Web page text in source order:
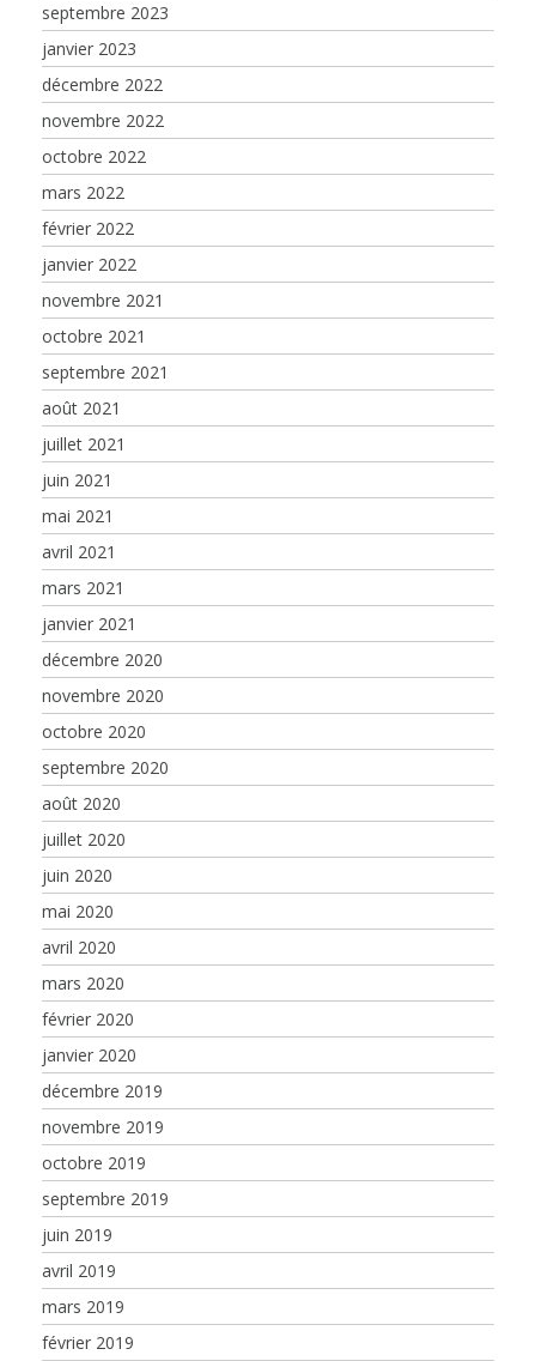
septembre 2023
janvier 2023
décembre 2022
novembre 2022
octobre 2022
mars 2022
février 2022
janvier 2022
novembre 2021
octobre 2021
septembre 2021
août 2021
juillet 2021
juin 2021
mai 2021
avril 2021
mars 2021
janvier 2021
décembre 2020
novembre 2020
octobre 2020
septembre 2020
août 2020
juillet 2020
juin 2020
mai 2020
avril 2020
mars 2020
février 2020
janvier 2020
décembre 2019
novembre 2019
octobre 2019
septembre 2019
juin 2019
avril 2019
mars 2019
février 2019